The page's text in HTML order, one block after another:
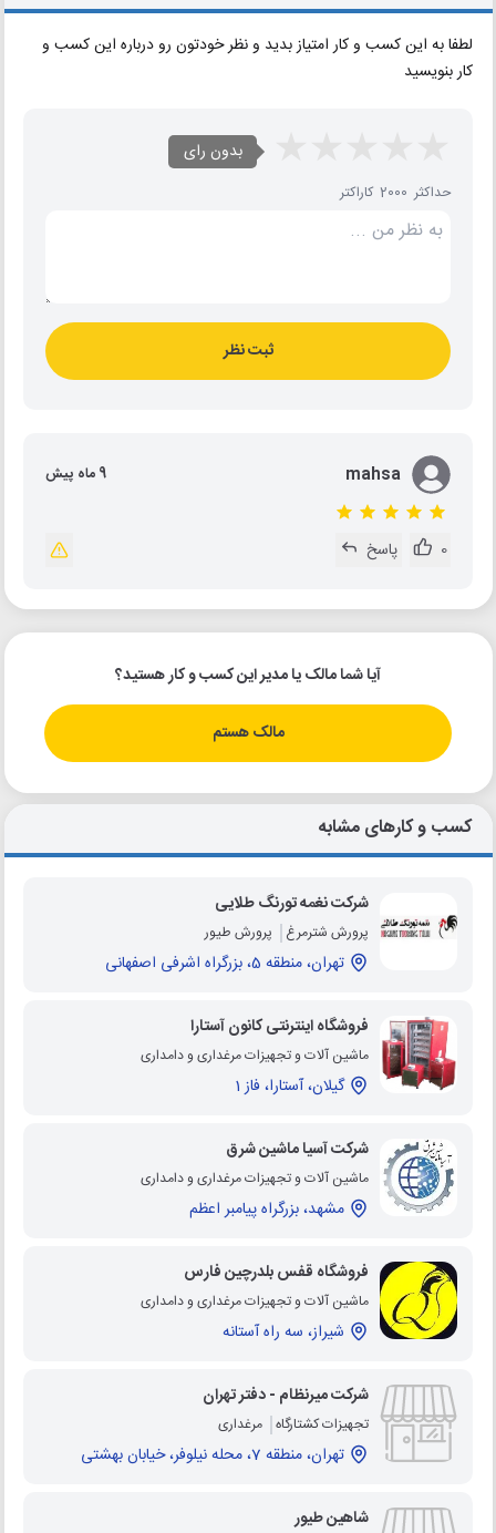
لطفا به این کسب و کار امتیاز بدید و نظر خودتون رو درباره این کسب و
کار بنویسید
بدون رای
حداکثر 2000 کاراکتر
ثبت نظر
mahsa 9 ماه پیش
0 پاسخ
آیا شما مالک یا مدیر این کسب و کار هستید؟
مالک هستم
کسب و کارهای مشابه
شرکت نغمه تورنگ طلایی
پرورش شترمرغ پرورش طیور
تهران، منطقه 5، بزرگراه اشرفی اصفهانی
فروشگاه اینترنتی کانون آستارا
ماشین آلات و تجهیزات مرغداری و دامداری
گیلان، آستارا، فاز 1
شرکت آسیا ماشین شرق
ماشین آلات و تجهیزات مرغداری و دامداری
مشهد، بزرگراه پیامبر اعظم
فروشگاه قفس بلدرچین فارس
ماشین آلات و تجهیزات مرغداری و دامداری
شیراز، سه راه آستانه
شرکت میرنظام - دفتر تهران
تجهیزات کشتارگاه مرغداری
تهران، منطقه 7، محله نیلوفر، خیابان بهشتی
شاهین طیور